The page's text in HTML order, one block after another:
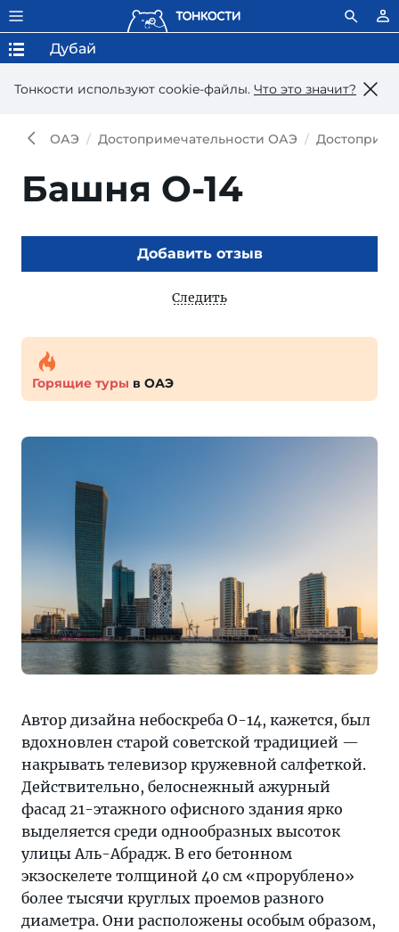
Тонкости используют сookie-файлы. Что это значит?
Дубай
ОАЭ Достопримечательности ОАЭ
Башня O-14
Добавить отзыв
Следить
Горящие туры в ОАЭ
Автор дизайна небоскреба O-14, кажется, был
вдохновлен старой советской традицией —
накрывать телевизор кружевной салфеткой.
Действительно, белоснежный ажурный
фасад 21-этажного офисного здания ярко
выделяется среди однообразных высоток
улицы Аль-Абрадж. В его бетонном
экзоскелете толщиной 40 см «прорублено»
более тысячи круглых проемов разного
диаметра. Они расположены особым образом,